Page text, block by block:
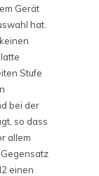
Gerät
hat.
Stufe
bei der
so dass
allem
einen